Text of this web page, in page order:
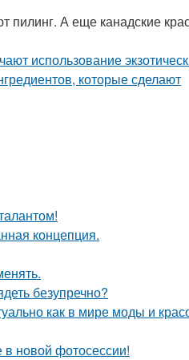
А еще канадские
концепция.
безупречно?
как в мире моды и
новой фотосессии!